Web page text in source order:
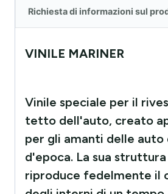
Richiesta di informazioni sul
VINILE MARINER
Vinile speciale per il
tetto dell'auto, creato
per gli amanti delle auto
d'epoca. La sua struttura
riproduce fedelmente il